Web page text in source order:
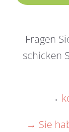
Fragen
schicken
→
→ Sie